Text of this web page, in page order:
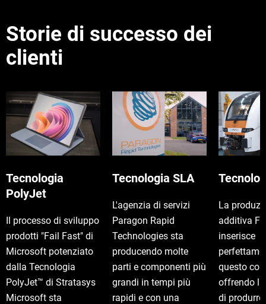
Storie di successo dei
clienti
Tecnologia
PolyJet
Il processo di sviluppo
prodotti "Fail Fast" di
Microsoft potenziato
dalla Tecnologia
PolyJet™ di Stratasys
Microsoft sta
Tecnologia SLA
L'agenzia di servizi
Paragon Rapid
Technologies sta
producendo molte
parti e componenti più
grandi in tempi più
rapidi e con una
La
additiva
inserisce
questo
offrendo
di